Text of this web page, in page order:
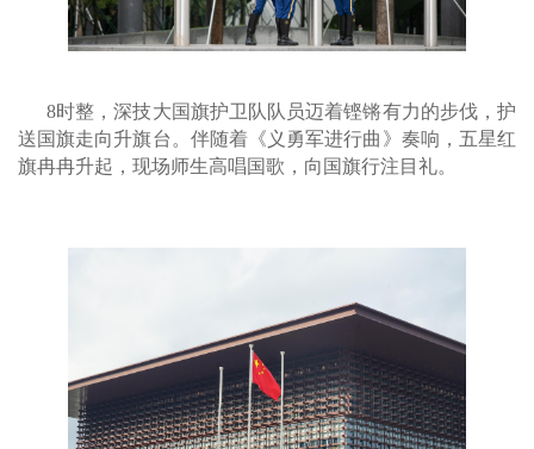
8时整，深技大国旗护卫队队员迈着铿锵有力的步伐，护
送国旗走向升旗台。伴随着《义勇军进行曲》奏响，五星红
旗冉冉升起，现场师生高唱国歌，向国旗行注目礼。